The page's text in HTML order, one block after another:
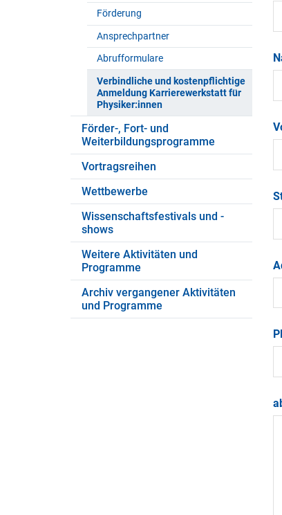
Förderung
Ansprechpartner
Abrufformulare
Verbindliche und kostenpflichtige
Anmeldung Karrierewerkstatt für
Physiker:innen
Förder-, Fort- und
Weiterbildungsprogramme
Vortragsreihen
Wettbewerbe
Wissenschaftsfestivals und -
shows
Weitere Aktivitäten und
Programme
Archiv vergangener Aktivitäten
und Programme